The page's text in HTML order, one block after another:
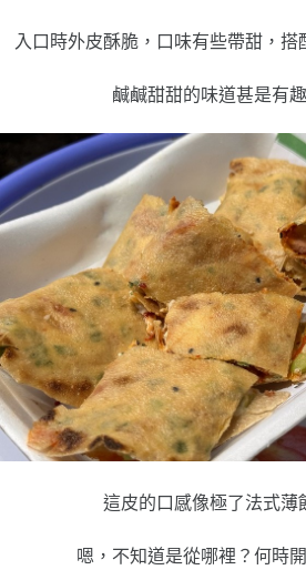
入口時外皮酥脆，口味有些帶甜，搭
鹹鹹甜甜的味道甚是有趣
這皮的口感像極了法式薄
嗯，不知道是從哪裡？何時